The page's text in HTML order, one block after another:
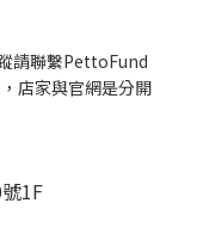
請聯繫PettoFund
，店家與官網是分開
1F